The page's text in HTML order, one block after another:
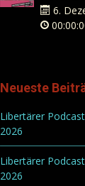
6.
Neueste
Libertärer
2026
Libertärer
2026